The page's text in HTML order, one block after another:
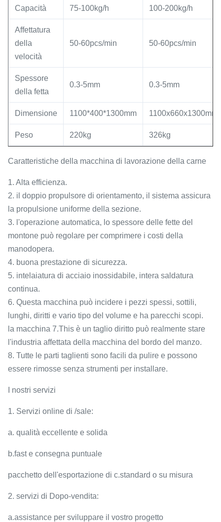
Capacità 75-100kg/h 100-200kg/h
Affettatura
della
velocità
50-60pcs/min 50-60pcs/min
Spessore
della fetta
0.3-5mm 0.3-5mm
Dimensione 1100*400*1300mm 1100x660x1300mm
Peso 220kg 326kg
Caratteristiche della macchina di lavorazione della carne
1. Alta efficienza.
2. il doppio propulsore di orientamento, il sistema assicura
la propulsione uniforme della sezione.
3. l'operazione automatica, lo spessore delle fette del
montone può regolare per comprimere i costi della
manodopera.
4. buona prestazione di sicurezza.
5. intelaiatura di acciaio inossidabile, intera saldatura
continua.
6. Questa macchina può incidere i pezzi spessi, sottili,
lunghi, diritti e vario tipo del volume e ha parecchi scopi.
la macchina 7.This è un taglio diritto può realmente stare
l'industria affettata della macchina del bordo del manzo.
8. Tutte le parti taglienti sono facili da pulire e possono
essere rimosse senza strumenti per installare.
I nostri servizi
1. Servizi online di /sale:
a. qualità eccellente e solida
b.fast e consegna puntuale
pacchetto dell'esportazione di c.standard o su misura
2. servizi di Dopo-vendita:
a.assistance per sviluppare il vostro progetto